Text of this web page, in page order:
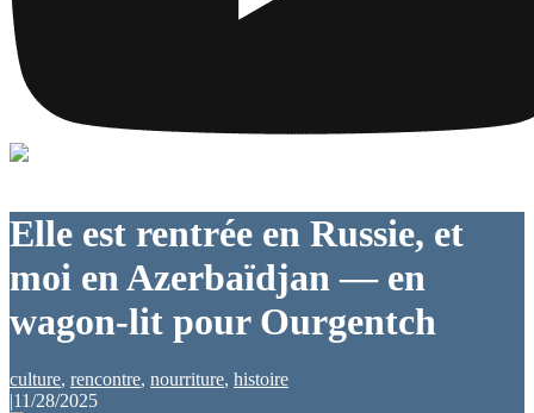
Elle est rentrée en Russie, et
moi en Azerbaïdjan — en
wagon-lit pour Ourgentch
culture, rencontre, nourriture, histoire
|11/28/2025